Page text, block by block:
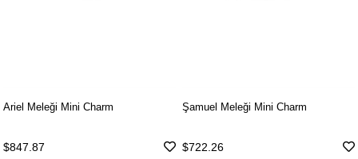
Ariel Meleği Mini Charm
$847.87
Şamuel Meleği Mini Charm
$722.26